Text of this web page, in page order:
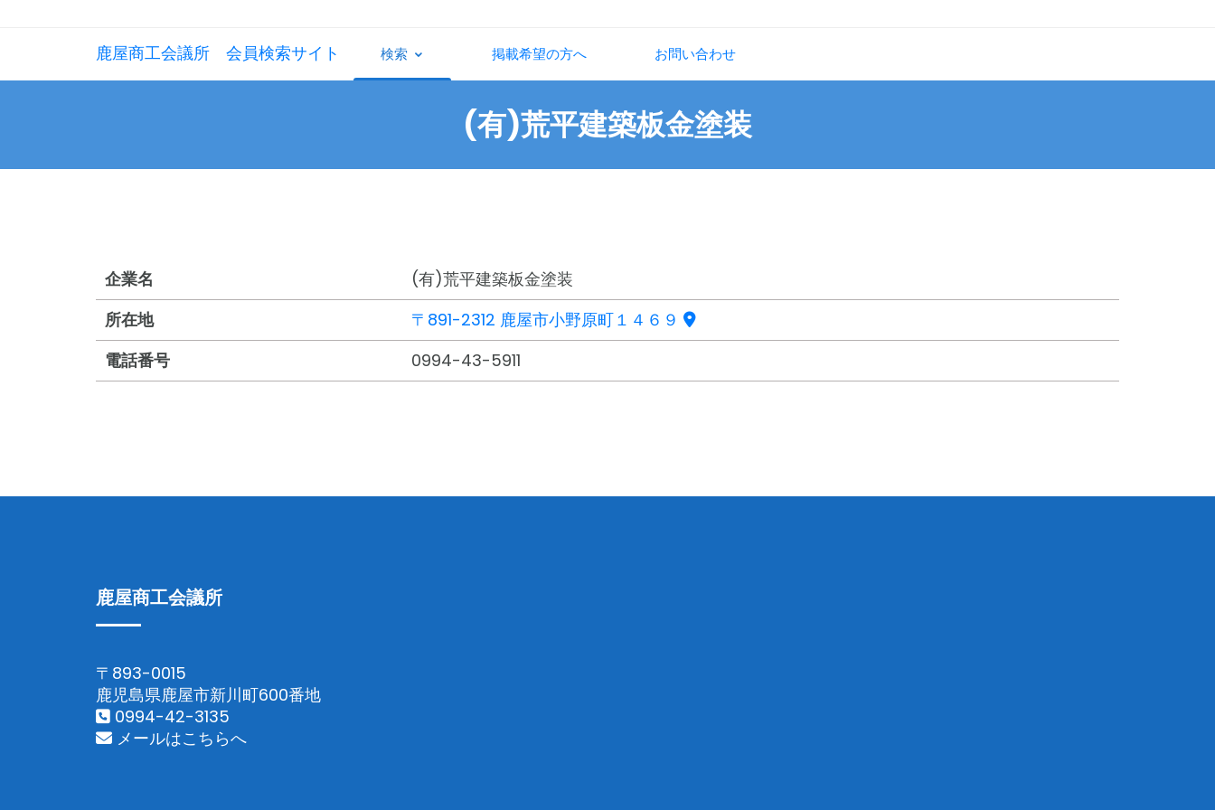
鹿屋商工会議所 会員検索サイト 検索 掲載希望の方へ お問い合わせ
(有)荒平建築板金塗装
企業名
(有)荒平建築板金塗装
所在地
〒891-2312 鹿屋市小野原町１４６９
電話番号
0994-43-5911
鹿屋商工会議所
〒893-0015
鹿児島県鹿屋市新川町600番地
0994-42-3135
メールはこちらへ